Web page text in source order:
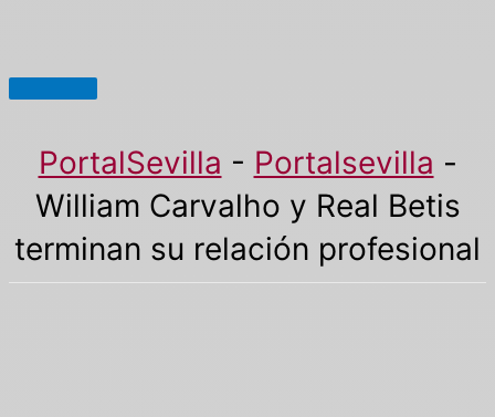
Menú
PortalSevilla - Portalsevilla -
William Carvalho y Real Betis
terminan su relación profesional